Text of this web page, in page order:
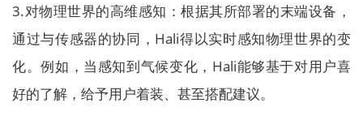
3.对物理世界的高维感知：根据其所部署的末端设备，
通过与传感器的协同，Hali得以实时感知物理世界的变
化。例如，当感知到气候变化，Hali能够基于对用户喜
好的了解，给予用户着装、甚至搭配建议。